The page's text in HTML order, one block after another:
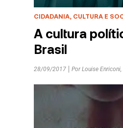
CIDADANIA, CULTURA E
A cultura
Brasil
28/09/2017 Por Louise Enriconi,